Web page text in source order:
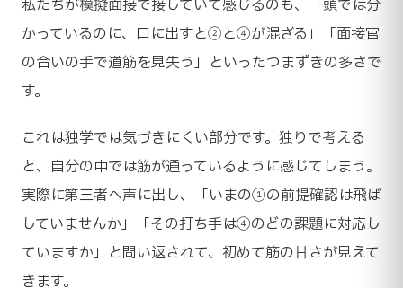
私たちが模擬面接で接していて感じるのも、「頭では分
かっているのに、口に出すと②と④が混ざる」「面接官
の合いの手で道筋を見失う」といったつまずきの多さで
す。
これは独学では気づきにくい部分です。独りで考える
と、自分の中では筋が通っているように感じてしまう。
実際に第三者へ声に出し、「いまの①の前提確認は飛ば
していませんか」「その打ち手は④のどの課題に対応し
ていますか」と問い返されて、初めて筋の甘さが見えて
きます。